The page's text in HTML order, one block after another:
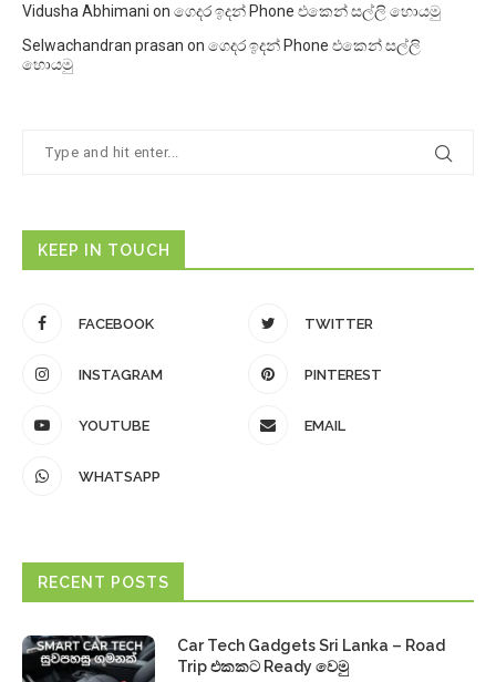
Vidusha Abhimani on ගෙදර ඉදන් Phone එකෙන් සල්ලි හොයමු
Selwachandran prasan on ගෙදර ඉදන් Phone එකෙන් සල්ලි
හොයමු
KEEP IN TOUCH
FACEBOOK TWITTER
INSTAGRAM PINTEREST
YOUTUBE EMAIL
WHATSAPP
RECENT POSTS
Car Tech Gadgets Sri Lanka – Road
Trip එකකට Ready වෙමු